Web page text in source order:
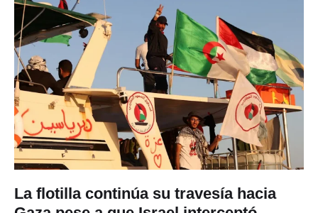
La flotilla continúa su travesía hacia